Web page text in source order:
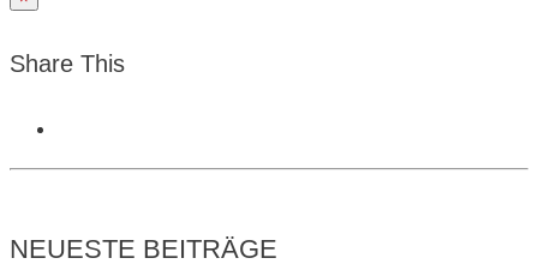
Share This
NEUESTE BEITRÄGE